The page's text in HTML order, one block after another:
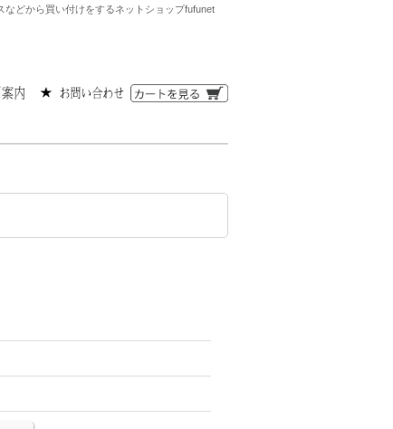
どから買い付けをするネットショップfufunet